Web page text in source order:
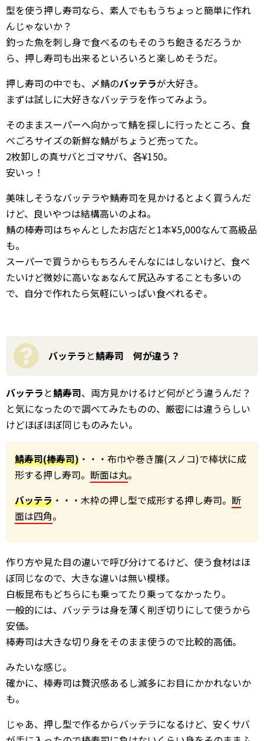
型を使う押し寿司なら、素人でももうちょっと簡単に作れ
んじゃないか？
釣った魚を刺し身で食べるのもそのうち飽きるだろうか
ら、押し寿司も出来るといろいろと楽しめそうだ。
押し寿司の中でも、〆鯖のバッテラが大好き。
まずは試しに大好きなバッテラを作ってみよう。
そのままスーパーへ向かって鯖を探しに行ったところ、食
べごろサイズの新鮮な鯖がちょうど売ってた。
2枚卸しの真サバとゴマサバ、各¥150。
安いっ！
美味しそうなバッテラや鯖寿司を見かけるとよく買うんだ
けど、良いやつは結構高いのよね。
鯖の棒寿司はちゃんとしたお店だと1本¥5,000なんて高級品
も。
スーパーで買うからもちろんそんなにはしないけど、食べ
たいけど微妙に高いなぁなんて尻込みすることも多いの
で、自分で作れたら気軽にいっぱい食べれるぞ。
バッテラと鯖寿司 何が違う？
バッテラと鯖寿司、両方見かけるけど何がどう違うんだ？
と気になったので調べてみたものの、厳密には違うらしい
けどほぼほぼ同じものみたい。
鯖寿司(棒寿司) ・・・布巾や巻き簾(スノコ)で棒状に成
形する押し寿司。 断面は丸。
バッテラ ・・・木枠の押し型で成形する押し寿司。 断
面は四角。
作り方や見た目の違いで呼び分けてるけど、使う食材はほ
ぼ同じなので、大きな違いは無い模様。
白板昆布もどちらにも乗ってたり乗ってなかったり。
一般的には、バッテラは身を薄く削ぎ切りにして使うから
安価。
棒寿司は大きな切り身をそのまま使うので比較的高価。
みたいな感じ。
確かに、棒寿司は贅沢感あるし滅多にお目にかかれないか
も。
じゃあ、押し型で作るからバッテラになるけど、安くサバ